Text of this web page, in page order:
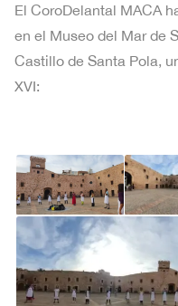
El CoroDelantal MACA
en el Museo del Mar de
Castillo de Santa Pola,
XVI: